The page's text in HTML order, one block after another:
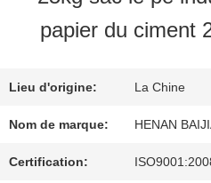
SUJET
NOUS
VISITE
papier du ciment
Lieu d'origine: La Chine
Nom de marque: HENAN
Certification: